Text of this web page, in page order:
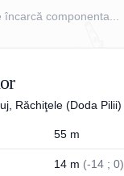
încarcă componenta...
Răchiţele (Doda Pilii)
55 m
14 m (-14 ; 0)